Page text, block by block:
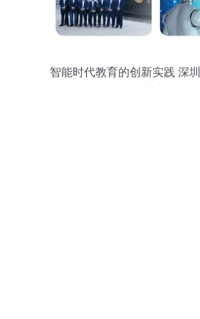
智能时代教育的创新实践 深